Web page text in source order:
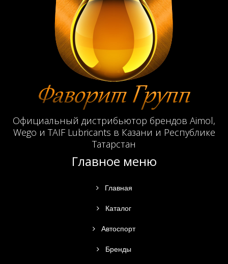
Официальный дистрибьютор брендов Aimol,
Wego и TAIF Lubricants в Казани и Республике
Татарстан
Главное меню
Главная
Каталог
Автоспорт
Бренды